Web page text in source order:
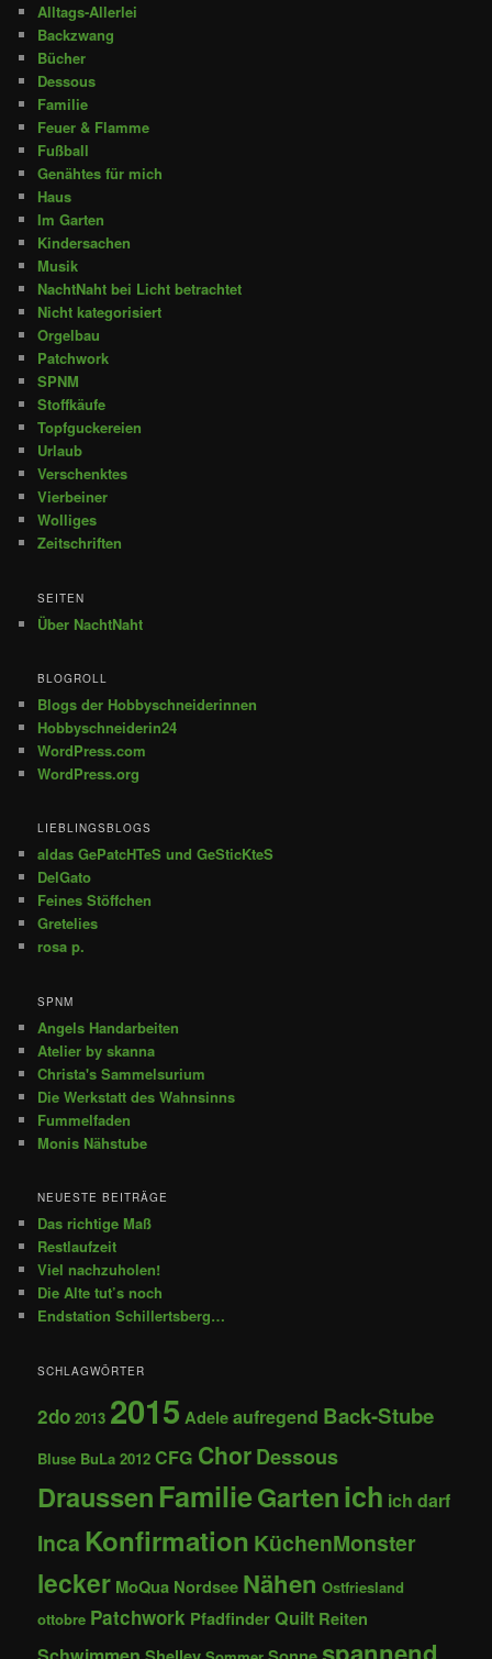
Alltags-Allerlei
Backzwang
Bücher
Dessous
Familie
Feuer & Flamme
Fußball
Genähtes für mich
Haus
Im Garten
Kindersachen
Musik
NachtNaht bei Licht betrachtet
Nicht kategorisiert
Orgelbau
Patchwork
SPNM
Stoffkäufe
Topfguckereien
Urlaub
Verschenktes
Vierbeiner
Wolliges
Zeitschriften
SEITEN
Über NachtNaht
BLOGROLL
Blogs der Hobbyschneiderinnen
Hobbyschneiderin24
WordPress.com
WordPress.org
LIEBLINGSBLOGS
aldas GePatcHTeS und GeSticKteS
DelGato
Feines Stöffchen
Gretelies
rosa p.
SPNM
Angels Handarbeiten
Atelier by skanna
Christa's Sammelsurium
Die Werkstatt des Wahnsinns
Fummelfaden
Monis Nähstube
NEUESTE BEITRÄGE
Das richtige Maß
Restlaufzeit
Viel nachzuholen!
Die Alte tut’s noch
Endstation Schillertsberg…
SCHLAGWÖRTER
2do 2013 2015 Adeleaufregend Back-Stube
Bluse BuLa 2012 CFG ChorDessous
Draussen FamilieGartenich ich darf
Inca Konfirmation KüchenMonster
lecker MoQua Nordsee Nähen Ostfriesland
ottobre Patchwork PfadfinderQuilt Reiten
spannend